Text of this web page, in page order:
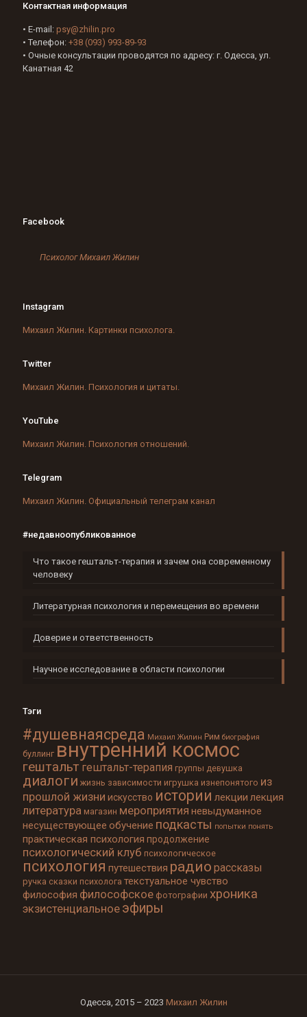
Контактная информация
• E-mail: psy@zhilin.pro
• Телефон: +38 (093) 993-89-93
• Очные консультации проводятся по адресу: г. Одесса, ул.
Канатная 42
Facebook
Психолог Михаил Жилин
Instagram
Михаил Жилин. Картинки психолога.
Twitter
Михаил Жилин. Психология и цитаты.
YouTube
Михаил Жилин. Психология отношений.
Telegram
Михаил Жилин. Официальный телеграм канал
#недавноопубликованное
Что такое гештальт-терапия и зачем она современному
человеку
Литературная психология и перемещения во времени
Доверие и ответственность
Научное исследование в области психологии
Тэги
#душевнаясреда Михаил Жилин Рим биография
буллинг внутренний космос
гештальт гештальт-терапия группы девушка
диалоги жизнь зависимости игрушка изнепонятого из
прошлой жизни искусство истории лекции лекция
литература магазин мероприятия невыдуманное
несуществующее обучение подкасты попытки понять
практическая психология продолжение
психологический клуб психологическое
психология путешествия радио рассказы
ручка сказки психолога текстуальное чувство
философия философское фотографии хроника
экзистенциальное эфиры
Одесса, 2015 – 2023 Михаил Жилин